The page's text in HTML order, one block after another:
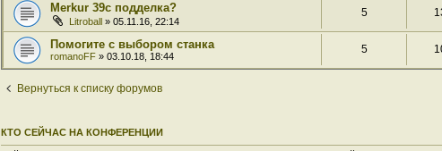
Merkur 39c подделка?
Litroball » 05.11.16, 22:14
5
Помогите с выбором станка
romanoFF » 03.10.18, 18:44
5
Вернуться к списку форумов
КТО СЕЙЧАС НА КОНФЕРЕНЦИИ